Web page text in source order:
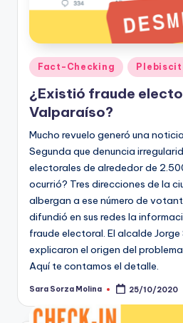
Publicado
en
Fact-Checking
¿Existió fraude
Valparaíso?
Mucho revuelo generó una
Segunda que denuncia
electorales de alrededor de
ocurrió? Tres direcciones de la
albergan a ese número de
difundió en sus redes la
fraude electoral. El alcalde
explicaron el origen del
Aquí te contamos el detalle.
Publicado
Sara Sorza Molina 25/10/2020